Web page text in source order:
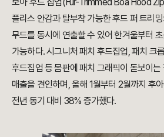
플리스 안감과 탈부착 가능한 후드 퍼 트리
무드를 동시에 연출할 수 있어 한겨울부터
가능하다. 시그니처 패치 후드집업, 패치 크
후드집업 등 몸판에 패치 그래픽이 돋보이는
매출을 견인하며, 올해 1월부터 2월까지 후
전년 동기 대비 38% 증가했다.